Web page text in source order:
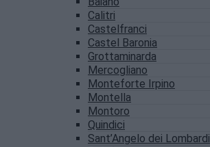
Calitri
Castelfranci
Castel Baronia
Grottaminarda
Mercogliano
Monteforte Irpino
Montella
Montoro
Quindici
Sant’Angelo dei Lombardi